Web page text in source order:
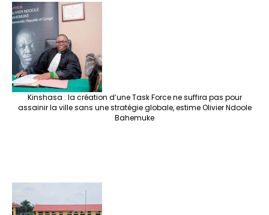
Kinshasa : la création d’une Task Force ne suffira pas pour
assainir la ville sans une stratégie globale, estime Olivier Ndoole
Bahemuke